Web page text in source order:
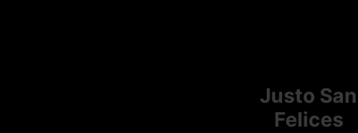
Justo San
Felices